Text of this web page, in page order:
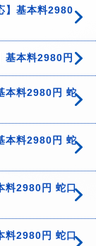
】基本料2980
基本料2980円
本料2980円 蛇
本料2980円 蛇
料2980円 蛇口
料2980円 蛇口